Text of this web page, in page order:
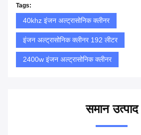
Tags:
40khz इंजन अल्ट्रासोनिक क्लीनर
इंजन अल्ट्रासोनिक क्लीनर 192 लीटर
2400w इंजन अल्ट्रासोनिक क्लीनर
समान उत्पाद